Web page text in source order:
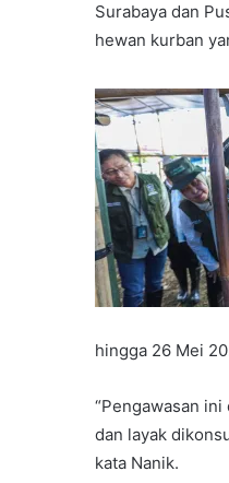
Surabaya dan
hewan kurban
hingga 26 Mei
“Pengawasan
dan layak
kata Nanik.